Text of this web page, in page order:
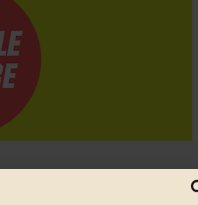
um Versuche, den Ozean und